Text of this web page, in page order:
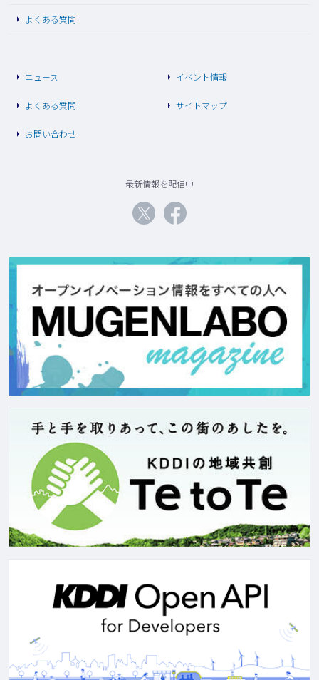
よくある質問
ニュース イベント情報
よくある質問 サイトマップ
お問い合わせ
最新情報を配信中